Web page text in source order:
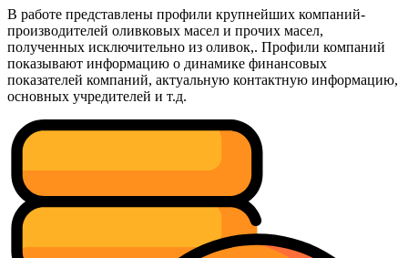
В работе представлены профили крупнейших компаний-
производителей оливковых масел и прочих масел,
полученных исключительно из оливок,. Профили компаний
показывают информацию о динамике финансовых
показателей компаний, актуальную контактную информацию,
основных учредителей и т.д.